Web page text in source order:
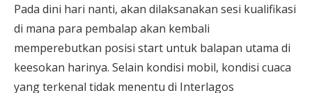
Pada dini hari nanti, akan dilaksanakan sesi kualifikasi
di mana para pembalap akan kembali
memperebutkan posisi start untuk balapan utama di
keesokan harinya. Selain kondisi mobil, kondisi cuaca
yang terkenal tidak menentu di Interlagos